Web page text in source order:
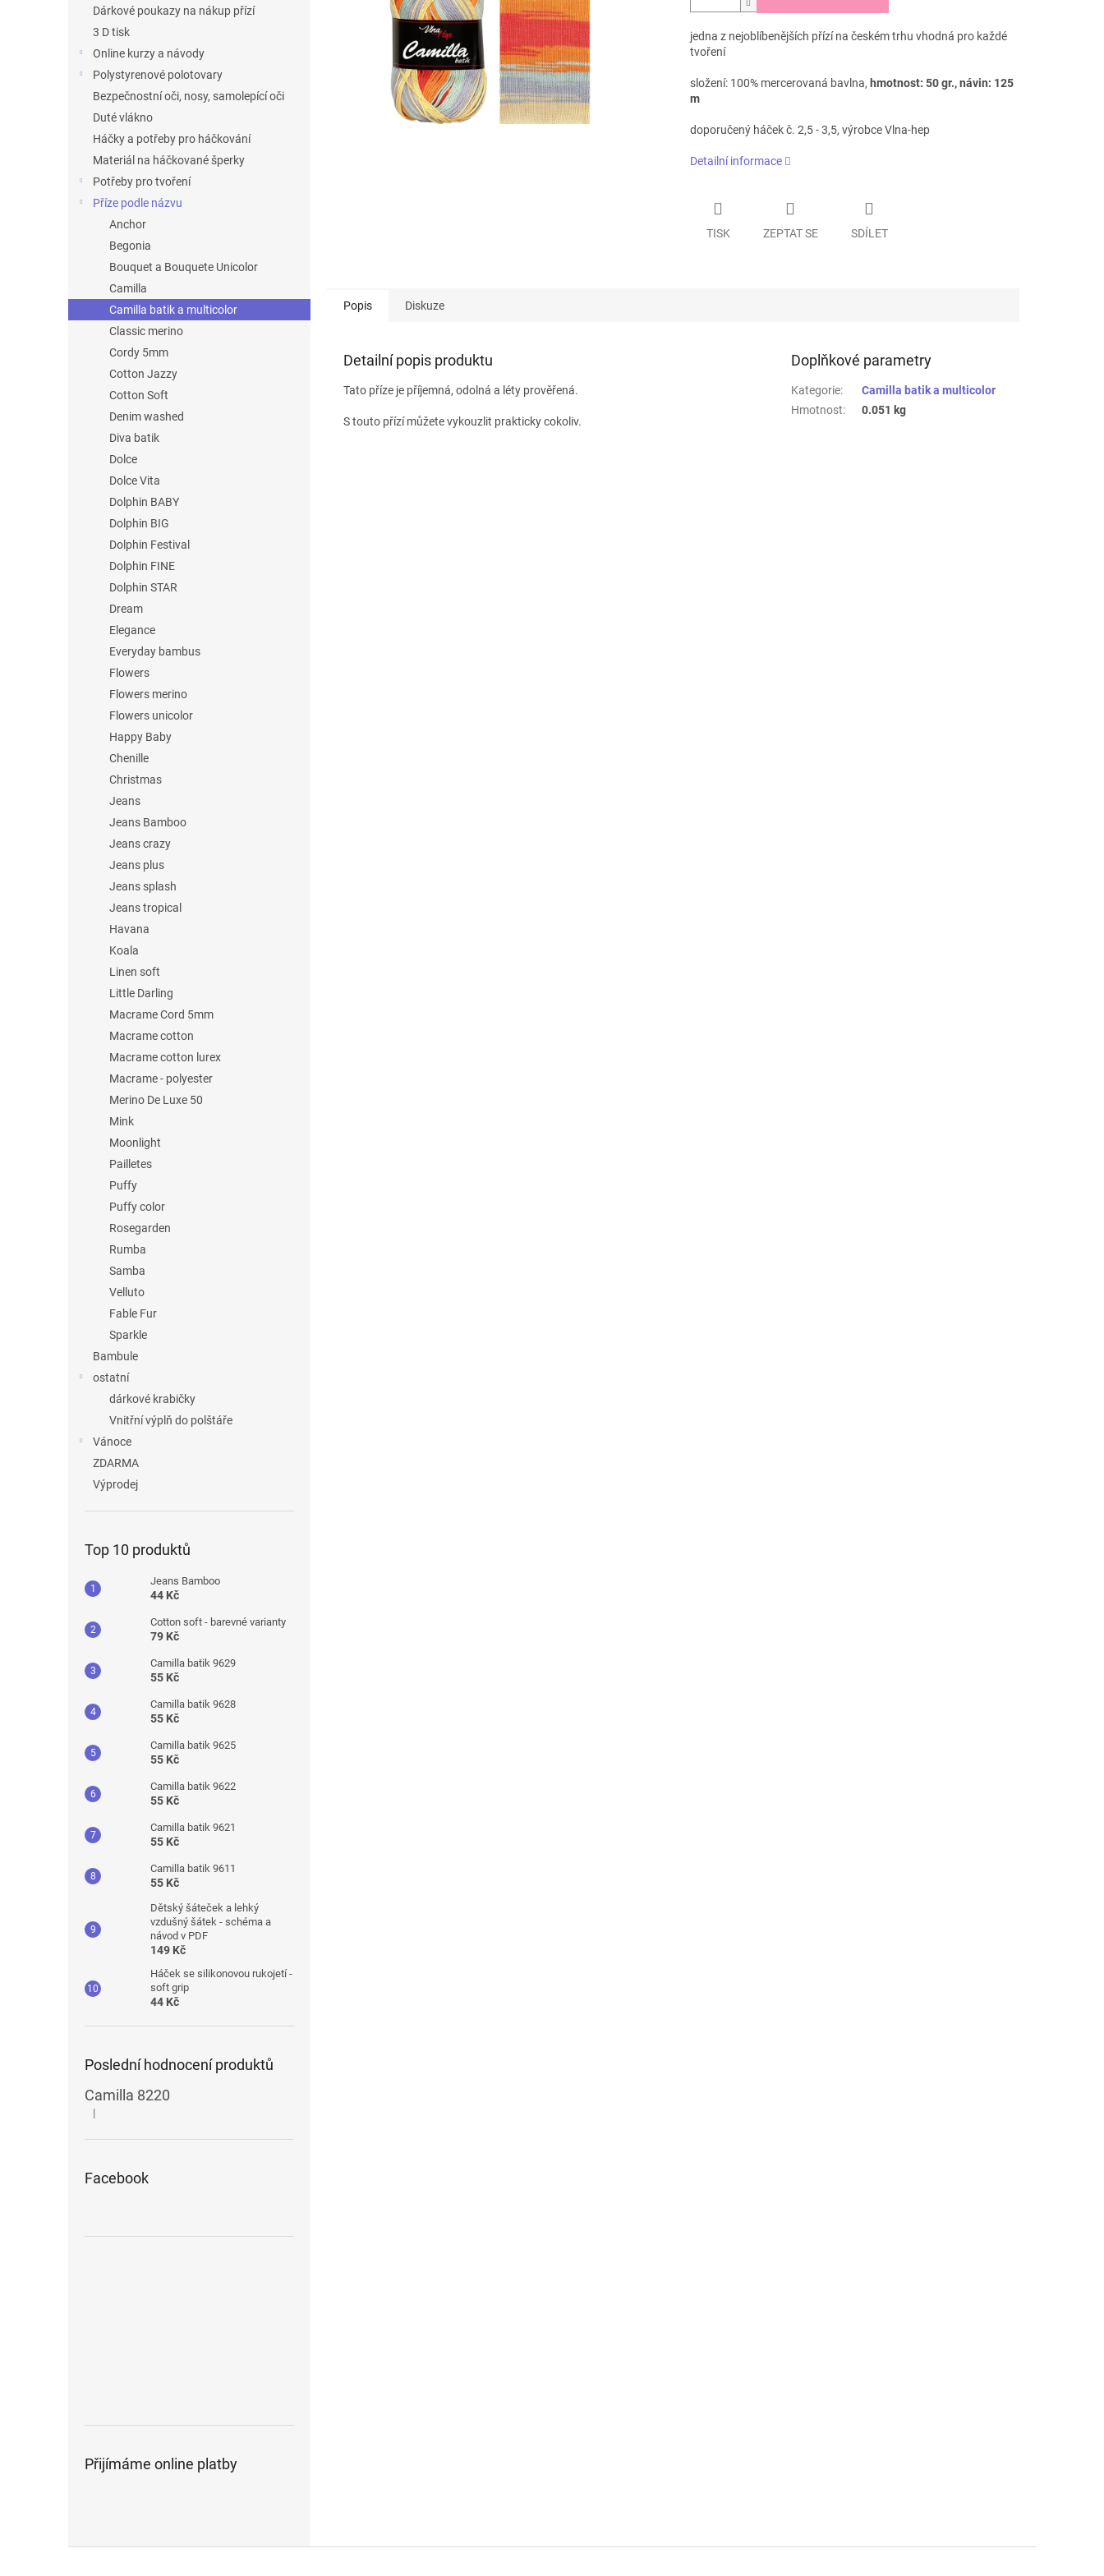
Dárkové poukazy na nákup přízí
3 D tisk
Online kurzy a návody
Polystyrenové polotovary
Bezpečnostní oči, nosy, samolepící oči
Duté vlákno
Háčky a potřeby pro háčkování
Materiál na háčkované šperky
Potřeby pro tvoření
Příze podle názvu
Anchor
Begonia
Bouquet a Bouquete Unicolor
Camilla
Camilla batik a multicolor
Classic merino
Cordy 5mm
Cotton Jazzy
Cotton Soft
Denim washed
Diva batik
Dolce
Dolce Vita
Dolphin BABY
Dolphin BIG
Dolphin Festival
Dolphin FINE
Dolphin STAR
Dream
Elegance
Everyday bambus
Flowers
Flowers merino
Flowers unicolor
Happy Baby
Chenille
Christmas
Jeans
Jeans Bamboo
Jeans crazy
Jeans plus
Jeans splash
Jeans tropical
Havana
Koala
Linen soft
Little Darling
Macrame Cord 5mm
Macrame cotton
Macrame cotton lurex
Macrame - polyester
Merino De Luxe 50
Mink
Moonlight
Pailletes
Puffy
Puffy color
Rosegarden
Rumba
Samba
Velluto
Fable Fur
Sparkle
Bambule
ostatní
dárkové krabičky
Vnitřní výplň do polštáře
Vánoce
ZDARMA
Výprodej
Top 10 produktů
Jeans Bamboo
44 Kč
Cotton soft - barevné varianty
79 Kč
Camilla batik 9629
55 Kč
Camilla batik 9628
55 Kč
Camilla batik 9625
55 Kč
Camilla batik 9622
55 Kč
Camilla batik 9621
55 Kč
Camilla batik 9611
55 Kč
Dětský šáteček a lehký
vzdušný šátek - schéma a
návod v PDF
149 Kč
Háček se silikonovou rukojetí -
soft grip
44 Kč
Poslední hodnocení produktů
Camilla 8220
Hodnocení produktu je 5 z 5 hvězdiček.
|
Facebook
Přijímáme online platby
jedna z nejoblíbenějších přízí na českém trhu vhodná pro každé
tvoření
složení: 100% mercerovaná bavlna, hmotnost: 50 gr., návin: 125
m
doporučený háček č. 2,5 - 3,5, výrobce Vlna-hep
Detailní informace
TISK ZEPTAT SE SDÍLET
Popis Diskuze
Detailní popis produktu
Tato příze je příjemná, odolná a léty prověřená.
S touto přízí můžete vykouzlit prakticky cokoliv.
Doplňkové parametry
Kategorie:
Camilla batik a multicolor
Hmotnost: 0.051 kg